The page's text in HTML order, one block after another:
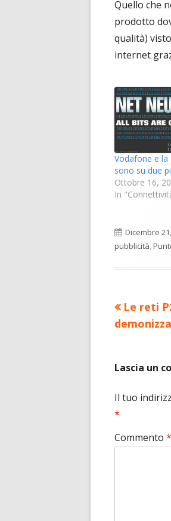
Quello che
prodotto
qualità)
internet
Vodafone e
sono su due
Ottobre 16,
In
Pubblicato
Dicembre
pubblicità,
articolo:
Le reti
Lascia un
Il tuo
*
Commento *